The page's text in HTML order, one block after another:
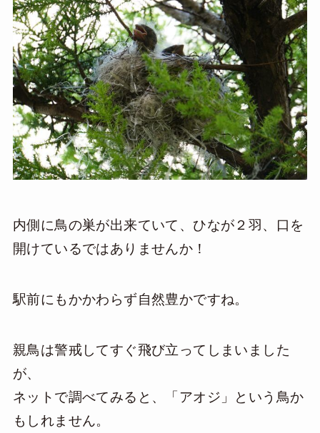
内側に鳥の巣が出来ていて、ひなが２羽、口を
開けているではありませんか！
駅前にもかかわらず自然豊かですね。
親鳥は警戒してすぐ飛び立ってしまいました
が、
ネットで調べてみると、「アオジ」という鳥か
もしれません。